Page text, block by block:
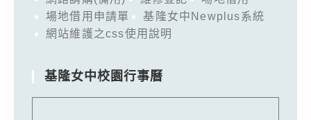
場地借用申請單
基隆女中Newplus系統
網站維護之css使用說明
基隆女中校園行事曆